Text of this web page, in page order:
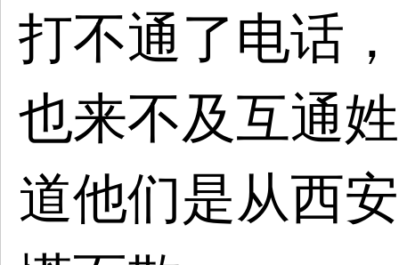
打不通了电话
也来不及互通
道他们是从西